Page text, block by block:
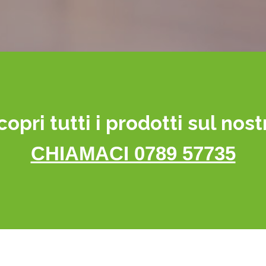
tutti i prodotti sul
CHIAMACI 0789 57735